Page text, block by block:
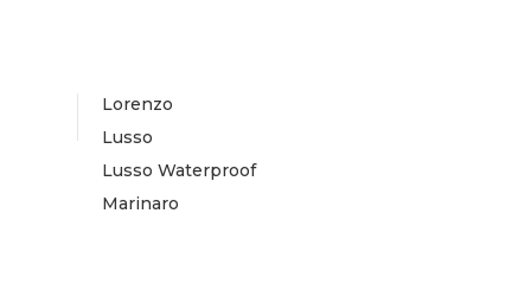
Lorenzo
Lusso
Lusso Waterproof
Marinaro